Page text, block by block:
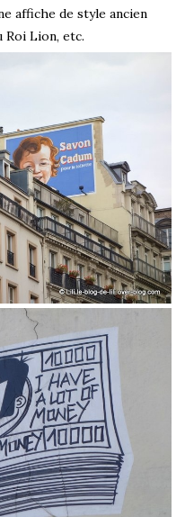
affiche de style ancien
Roi Lion, etc.